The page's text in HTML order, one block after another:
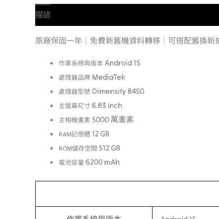
描述
原廠保固一年｜免費新舊機資料轉移｜可搭配舊換新
作業系統與版本 Android 15
處理器品牌 MediaTek
處理器型號 Dimensity 8450
主螢幕尺寸 6.83 inch
主相機畫素 5000 萬畫素
RAM記憶體 12 GB
ROM儲存空間 512 GB
電池容量 6200 mAh